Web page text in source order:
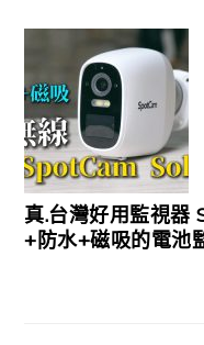
真.台灣好用監視器
+防水+磁吸的電池